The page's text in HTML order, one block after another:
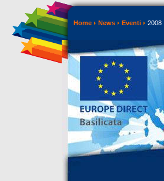
Home News Eventi 2008